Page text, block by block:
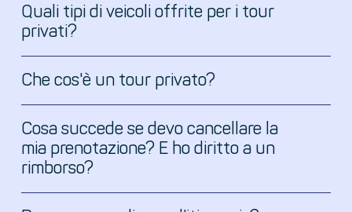
Quali tipi di veicoli offrite per i tour
privati?
Che cos'è un tour privato?
Cosa succede se devo cancellare la
mia prenotazione? E ho diritto a un
rimborso?